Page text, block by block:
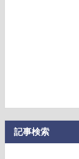
記事検索